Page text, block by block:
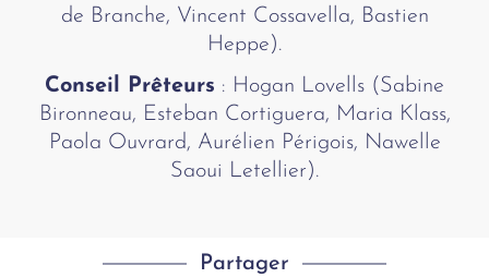
de Branche, Vincent Cossavella, Bastien
Heppe).
Conseil Prêteurs : Hogan Lovells (Sabine
Bironneau, Esteban Cortiguera, Maria Klass,
Paola Ouvrard, Aurélien Périgois, Nawelle
Saoui Letellier).
Partager